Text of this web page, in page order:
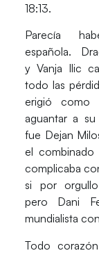
18:13.
Parecía
española.
y Vanja Ilic
todo las
erigió como
aguantar a
fue Dejan
el
complicaba
si por
pero Dani
mundialista
Todo